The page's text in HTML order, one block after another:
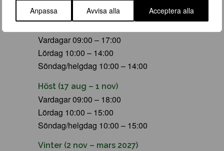
Anpassa Avvisa alla Acceptera alla
Söndag/helgdag 10:00 – 16:00
Vardagar 09:00 – 17:00
Lördag 10:00 – 14:00
Söndag/helgdag 10:00 – 14:00
Höst (17 aug – 1 nov)
Vardagar 09:00 – 18:00
Lördag 10:00 – 15:00
Söndag/helgdag 10:00 – 15:00
Vinter (2 nov – mars 2027)